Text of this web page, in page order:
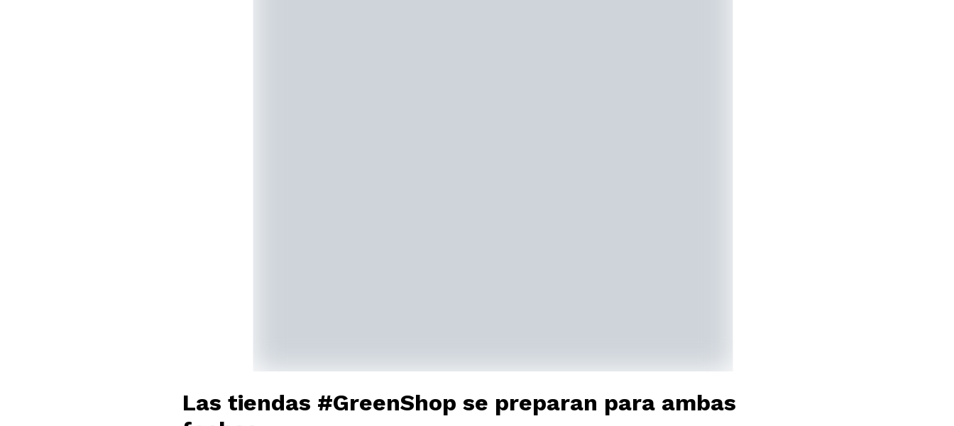
Las tiendas #GreenShop se preparan para ambas